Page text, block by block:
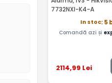
7732NXI-K4-A
In stoc: 5
Comandă azi și
2114,99 Lei